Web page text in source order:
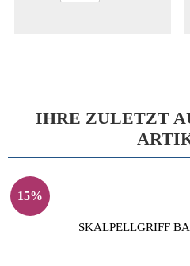
IHRE ZULETZT
15%
SKALPELLGRIFF